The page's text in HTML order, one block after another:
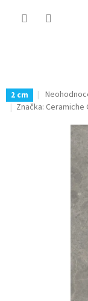
2 cm
Průměrné
hodnocení
hvězdiček.
Značka: Ceramiche